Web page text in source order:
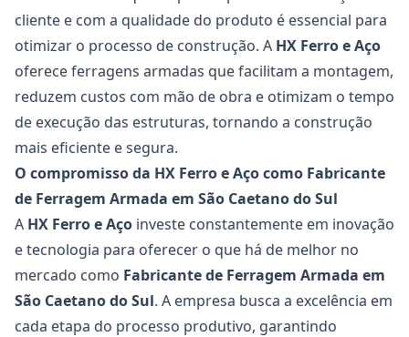
cliente e com a qualidade do produto é essencial para
otimizar o processo de construção. A HX Ferro e Aço
oferece ferragens armadas que facilitam a montagem,
reduzem custos com mão de obra e otimizam o tempo
de execução das estruturas, tornando a construção
mais eficiente e segura.
O compromisso da HX Ferro e Aço como Fabricante
de Ferragem Armada em São Caetano do Sul
A HX Ferro e Aço investe constantemente em inovação
e tecnologia para oferecer o que há de melhor no
mercado como Fabricante de Ferragem Armada em
São Caetano do Sul. A empresa busca a excelência em
cada etapa do processo produtivo, garantindo